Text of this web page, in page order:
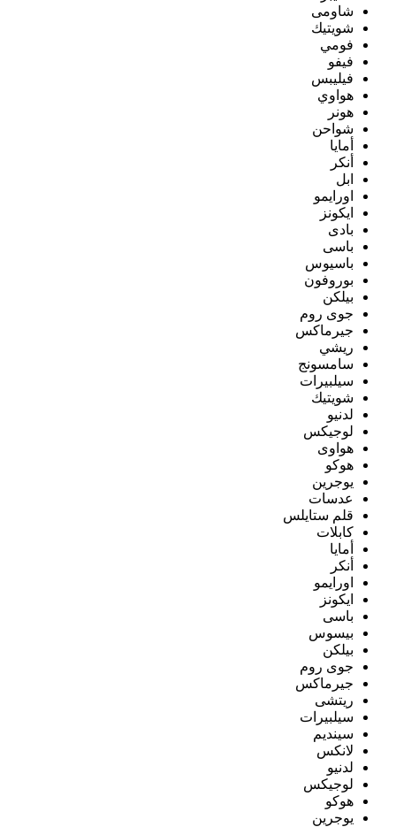
شاومى
شويتيك
فومي
فيفو
فيليبس
هواوي
هونر
شواحن
أمايا
أنكر
ابل
اورايمو
ايكونز
بادى
باسى
باسيوس
بوروفون
بيلكن
جوى روم
جيرماكس
ريشي
سامسونج
سيلبيرات
شويتيك
لدنيو
لوجيكس
هواوى
هوكو
يوجرين
عدسات
قلم ستايلس
كابلات
أمايا
أنكر
اورايمو
ايكونز
باسى
بيسوس
بيلكن
جوى روم
جيرماكس
ريتشى
سيلبيرات
سينديم
لانكس
لدنيو
لوجيكس
هوكو
يوجرين